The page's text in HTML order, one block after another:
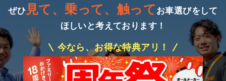
ぜひ 見て、乗って、触って お車選びをして
ほしいと考えております！
今なら、お得な特典アリ！